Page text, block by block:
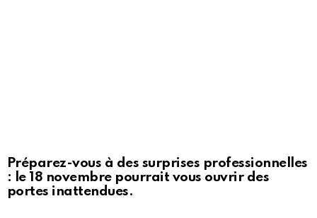
Préparez-vous à des surprises professionnelles
: le 18 novembre pourrait vous ouvrir des
portes inattendues.